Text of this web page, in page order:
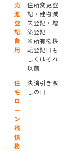
売
渡
登
記
費
用
住所変更登
記・建物滅
失登記・増
築登記
※所有権移
転登記日も
しくはそれ
以前
住
宅
ロ
ー
ン
残
債
務
決済引き渡
しの日